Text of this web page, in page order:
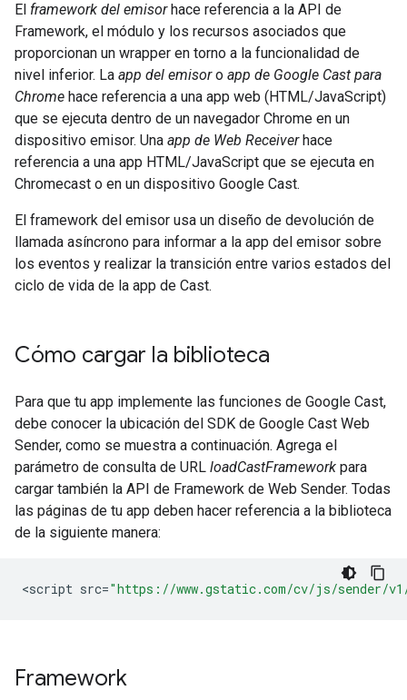
El framework del emisorhace referencia a la API de
Framework, el módulo y los recursos asociados que
proporcionan un wrapper en torno a la funcionalidad de
nivel inferior. La app del emisoro app de Google Cast para
Chrome hace referencia a una app web (HTML/JavaScript)
que se ejecuta dentro de un navegador Chrome en un
dispositivo emisor. Una app de Web Receiverhace
referencia a una app HTML/JavaScript que se ejecuta en
Chromecast o en un dispositivo Google Cast.
El framework del emisor usa un diseño de devolución de
llamada asíncrono para informar a la app del emisor sobre
los eventos y realizar la transición entre varios estados del
ciclo de vida de la app de Cast.
Cómo cargar la biblioteca
Para que tu app implemente las funciones de Google Cast,
debe conocer la ubicación del SDK de Google Cast Web
Sender, como se muestra a continuación. Agrega el
parámetro de consulta de URL loadCastFramework para
cargar también la API de Framework de Web Sender. Todas
las páginas de tu app deben hacer referencia a la biblioteca
de la siguiente manera:
<script src="https://www.gstatic.com/cv/js/sender/v1/
Framework